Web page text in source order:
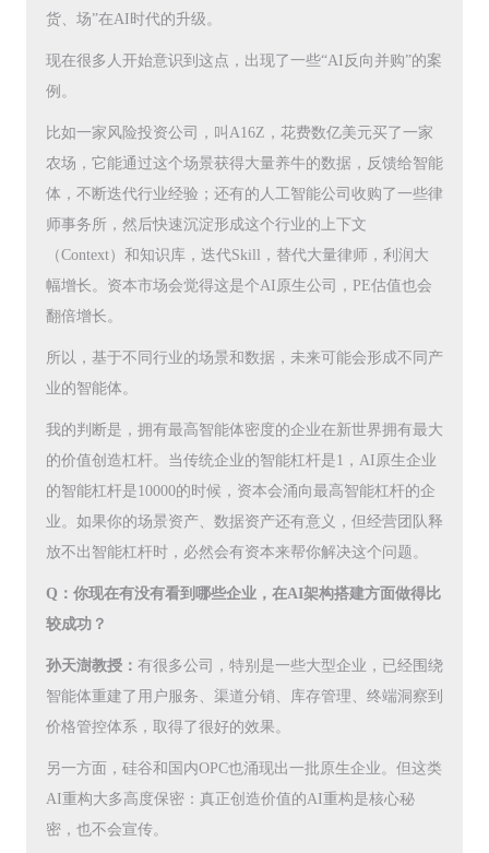
货、场”在AI时代的升级。
现在很多人开始意识到这点，出现了一些“AI反向并购”的案
例。
比如一家风险投资公司，叫A16Z，花费数亿美元买了一家
农场，它能通过这个场景获得大量养牛的数据，反馈给智能
体，不断迭代行业经验；还有的人工智能公司收购了一些律
师事务所，然后快速沉淀形成这个行业的上下文
（Context）和知识库，迭代Skill，替代大量律师，利润大
幅增长。资本市场会觉得这是个AI原生公司，PE估值也会
翻倍增长。
所以，基于不同行业的场景和数据，未来可能会形成不同产
业的智能体。
我的判断是，拥有最高智能体密度的企业在新世界拥有最大
的价值创造杠杆。当传统企业的智能杠杆是1，AI原生企业
的智能杠杆是10000的时候，资本会涌向最高智能杠杆的企
业。如果你的场景资产、数据资产还有意义，但经营团队释
放不出智能杠杆时，必然会有资本来帮你解决这个问题。
Q：你现在有没有看到哪些企业，在AI架构搭建方面做得比
较成功？
孙天澍教授： 有很多公司，特别是一些大型企业，已经围绕
智能体重建了用户服务、渠道分销、库存管理、终端洞察到
价格管控体系，取得了很好的效果。
另一方面，硅谷和国内OPC也涌现出一批原生企业。但这类
AI重构大多高度保密：真正创造价值的AI重构是核心秘
密，也不会宣传。